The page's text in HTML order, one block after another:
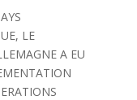
LE
A EU